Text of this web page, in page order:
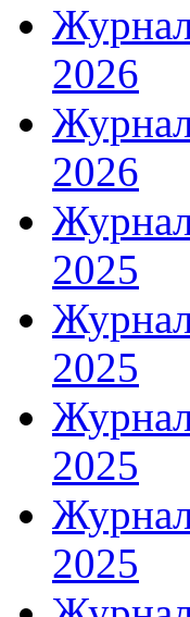
2026
2026
2025
2025
2025
2025